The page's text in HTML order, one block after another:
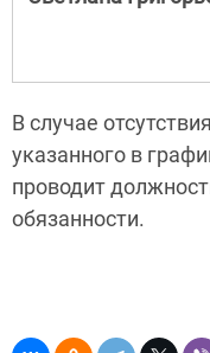
В случае
указанного в
проводит
обязанности.